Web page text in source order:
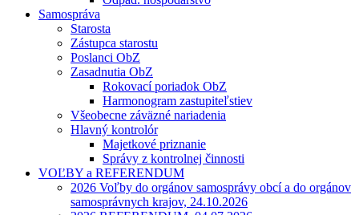
Samospráva
Starosta
Zástupca starostu
Poslanci ObZ
Zasadnutia ObZ
Rokovací poriadok ObZ
Harmonogram zastupiteľstiev
Všeobecne záväzné nariadenia
Hlavný kontrolór
Majetkové priznanie
Správy z kontrolnej činnosti
VOĽBY a REFERENDUM
2026 Voľby do orgánov samosprávy obcí a do orgánov
samosprávnych krajov, 24.10.2026